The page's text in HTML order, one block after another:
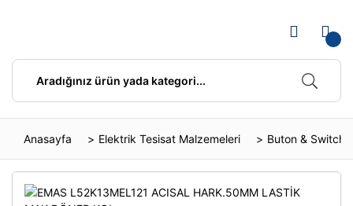
Anasayfa Elektrik Tesisat Malzemeleri Buton & Switch